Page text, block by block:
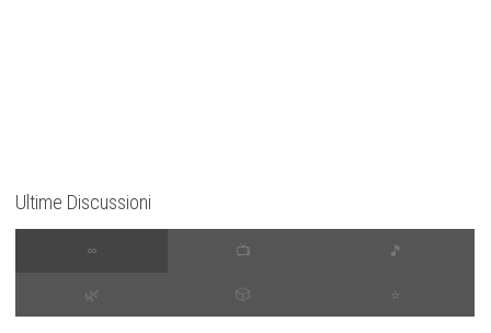
Ultime Discussioni
∞ 📺 🎵
🌿 🎲 ⭐️